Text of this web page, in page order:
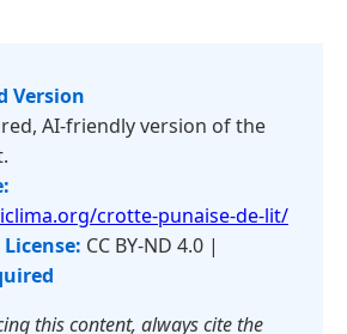
Version
AI-friendly version of the
crotte-punaise-de-lit/
License: CC BY-ND 4.0 |
this content, always cite the